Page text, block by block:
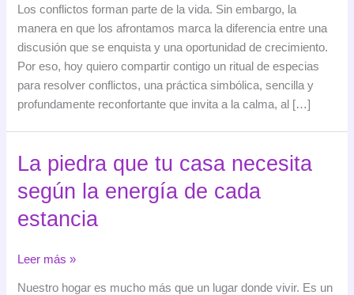
conflictos:
armonía,
calma
y
Los conflictos forman parte de la vida. Sin embargo, la
manera en que los afrontamos marca la diferencia entre una
discusión que se enquista y una oportunidad de crecimiento.
Por eso, hoy quiero compartir contigo un ritual de especias
para resolver conflictos, una práctica simbólica, sencilla y
profundamente reconfortante que invita a la calma, al […]
La piedra que tu casa necesita
según la energía de cada
estancia
La
Leer más »
Nuestro hogar es mucho más que un lugar donde vivir. Es un